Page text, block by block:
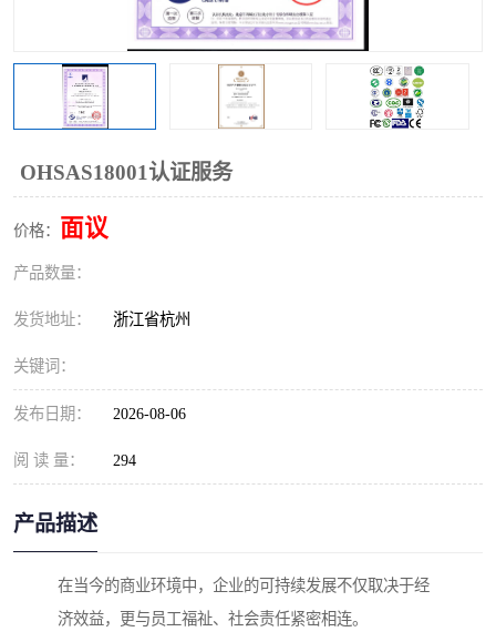
OHSAS18001认证服务
价格： 面议
产品数量：
发货地址： 浙江省杭州
关键词：
发布日期： 2026-08-06
阅 读 量： 294
产品描述
在当今的商业环境中，企业的可持续发展不仅取决于经
济效益，更与员工福祉、社会责任紧密相连。